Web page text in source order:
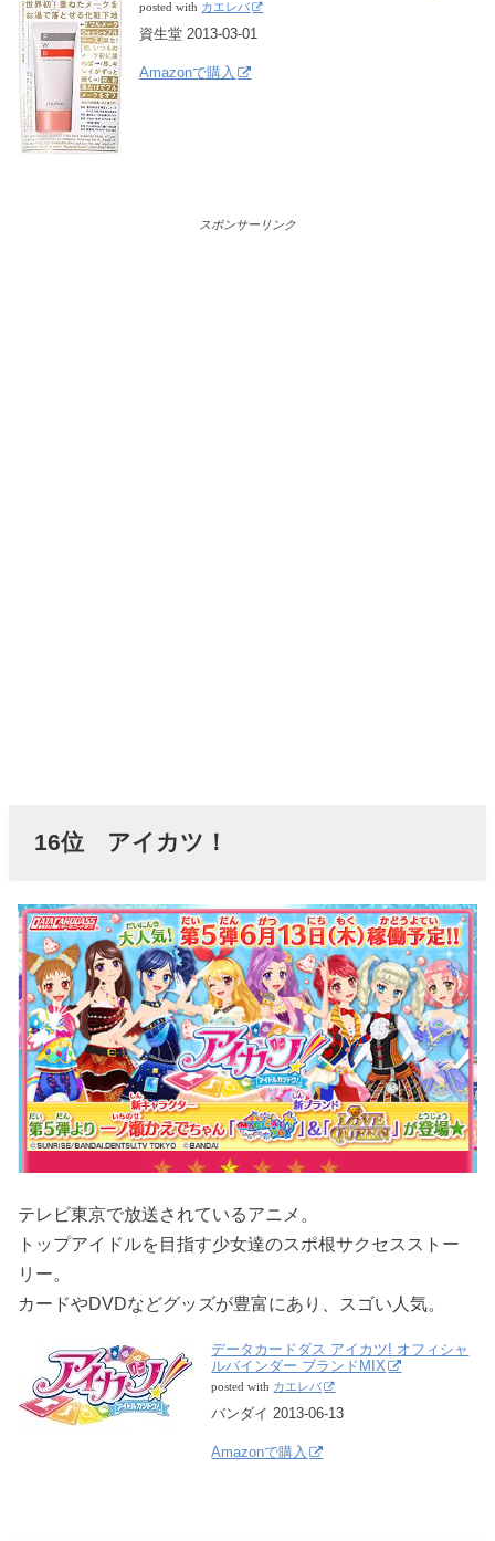
posted with カエレバ
資生堂 2013-03-01
Amazonで購入
スポンサーリンク
16位 アイカツ！
テレビ東京で放送されているアニメ。
トップアイドルを目指す少女達のスポ根サクセスストー
リー。
カードやDVDなどグッズが豊富にあり、スゴい人気。
データカードダス アイカツ! オフィシャ
ルバインダー ブランドMIX
posted with カエレバ
バンダイ 2013-06-13
Amazonで購入